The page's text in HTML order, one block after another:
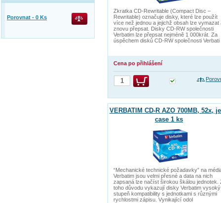
Zkratka CD-Rewritable (Compact Disc –
Rewritable) označuje disky, které lze použít
více než jednou a jejichž obsah lze vymazat
znovu přepsat. Disky CD-RW společnosti
Verbatim lze přepsat nejméně 1 000krát. Za
úspěchem disků CD-RW společnosti Verbati
Cena po přihlášení
VERBATIM CD-R AZO 700MB, 52x,
case 1 ks
“Mechanické technické požadavky” na
Verbatim jsou velmi přesné a data na nich
zapsaná lze načíst širokou škálou jednotek.
toho důvodu vykazují disky Verbatim vysoký
stupeň kompatibility s jednotkami s různými
rychlostmi zápisu. Vynikající odol
Porovnat - 0 Ks